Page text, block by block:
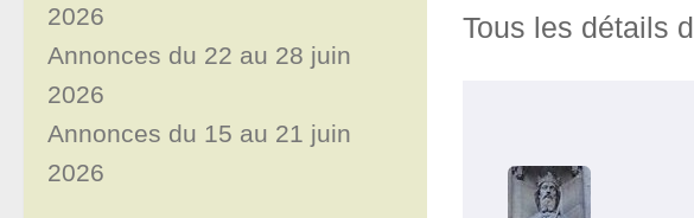
Tous les détails
2026
Annonces du 22 au 28 juin
2026
Annonces du 15 au 21 juin
2026